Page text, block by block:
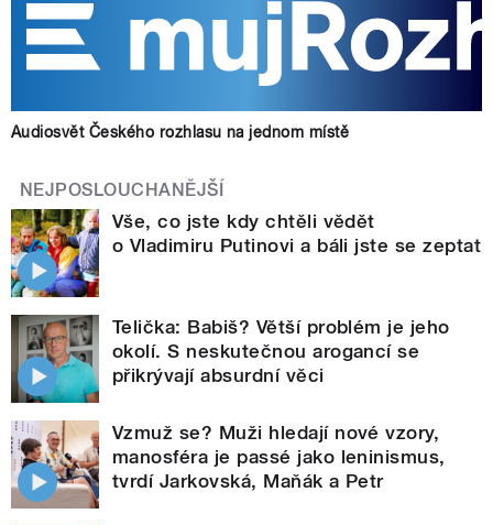
Audiosvět Českého rozhlasu na jednom místě
NEJPOSLOUCHANĚJŠÍ
Vše, co jste kdy chtěli vědět
o Vladimiru Putinovi a báli jste se zeptat
Telička: Babiš? Větší problém je jeho
okolí. S neskutečnou arogancí se
přikrývají absurdní věci
Vzmuž se? Muži hledají nové vzory,
manosféra je passé jako leninismus,
tvrdí Jarkovská, Maňák a Petr